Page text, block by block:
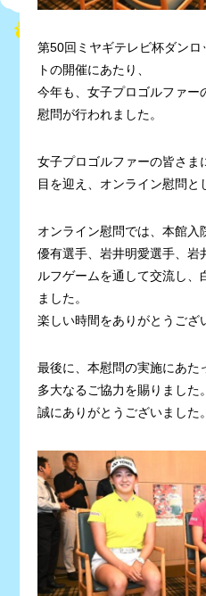
第50回ミヤギテレビ杯ダン
トの開催にあたり、
今年も、女子プロゴルファー
慰問が行われました。
女子プロゴルファーの皆さま
目を迎え、オンライン慰問と
オンライン慰問では、本館入
優有選手、岩井明愛選手、岩
ルフゲームを通して交流し
ました。
楽しい時間をありがとうござ
最後に、本慰問の実施にあた
多大なるご協力を賜りました。
誠にありがとうございました。